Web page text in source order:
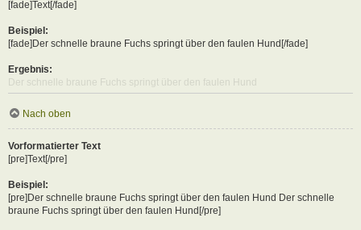
[fade]Text[/fade]
Beispiel:
[fade]Der schnelle braune Fuchs springt über den faulen Hund[/fade]
Ergebnis:
Der schnelle braune Fuchs springt über den faulen Hund
Nach oben
Vorformatierter Text
[pre]Text[/pre]
Beispiel:
[pre]Der schnelle braune Fuchs springt über den faulen Hund Der schnelle
braune Fuchs springt über den faulen Hund[/pre]